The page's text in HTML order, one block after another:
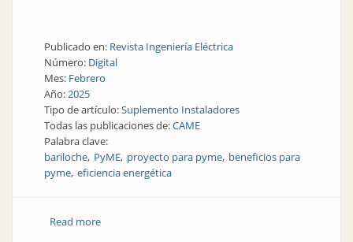
Publicado en: Revista Ingeniería Eléctrica
Número: Digital
Mes: Febrero
Año:2025
Tipo de artículo:Suplemento Instaladores
Todas las publicaciones de:CAME
Palabra clave:
bariloche PyME proyecto para pyme beneficios para
pyme eficiencia energética
Read moreabout Hacia la transformación energética